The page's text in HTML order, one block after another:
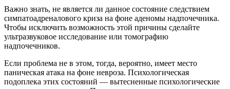
Важно знать, не является ли данное состояние следствием
симпатоадреналового криза на фоне аденомы надпочечника.
Чтобы исключить возможность этой причины сделайте
ультразвуковое исследование или томографию
надпочечников.
Если проблема не в этом, тогда, вероятно, имеет место
паническая атака на фоне невроза. Психологическая
подоплека этих состояний — вытесненные психологические